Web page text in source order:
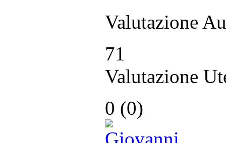
Valutazione
71
Valutazione
0 (0)